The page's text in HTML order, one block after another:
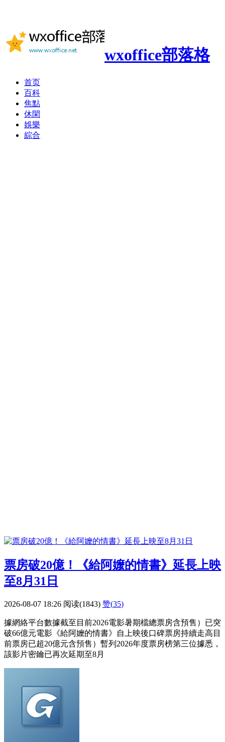
wxoffice部落格
首页
百科
焦點
休閑
娛樂
綜合
票房破20億！《給阿嬤的情書》延長上映
至8月31日
2026-08-07 18:26 阅读(1843) 赞(35)
據網絡平台數據截至目前2026電影暑期檔總票房含預售）已突
破66億元電影《給阿嬤的情書》自上映後口碑票房持續走高目
前票房已超20億元含預售）暫列2026年度票房榜第三位據悉，
該影片密鑰已再次延期至8月